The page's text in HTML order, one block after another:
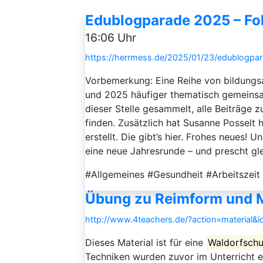
Edublogparade 2025 –
16:06 Uhr
https://herrmess.de/2025/01/23/
Vorbemerkung: Eine Reihe von
und 2025 häufiger thematisch
dieser Stelle gesammelt, alle Beiträge
finden. Zusätzlich hat Susanne Posselt
erstellt. Die gibt’s hier. Frohes neues!
eine neue Jahresrunde – und prescht
#Allgemeines #Gesundheit
Übung zu Reimform und
http://www.4teachers.de/
Dieses Material ist für eine
Techniken wurden zuvor im Unterricht